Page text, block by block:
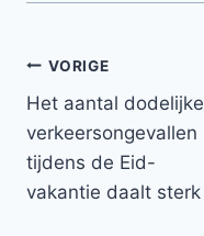
Bericht
navigatie
VORIGE
Het aantal dodelijke
verkeersongevallen
tijdens de Eid-
vakantie daalt sterk